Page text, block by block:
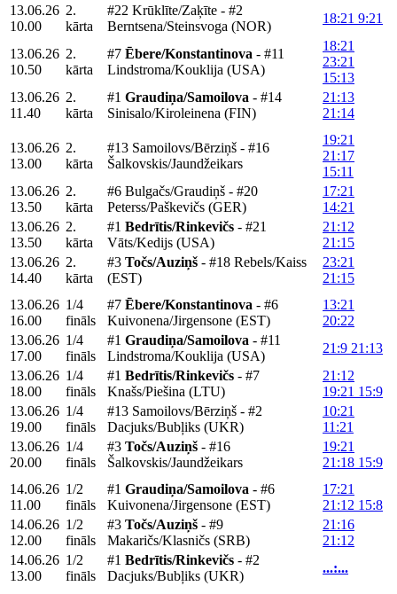
13.06.26
10.00
2.
kārta
#22 Krūklīte/Zaķīte - #2
Berntsena/Steinsvoga (NOR)
18:21 9:21
13.06.26
10.50
2.
kārta
#7 Ēbere/Konstantinova - #11
Lindstroma/Kouklija (USA)
18:21
23:21
15:13
13.06.26
11.40
2.
kārta
#1 Graudiņa/Samoilova - #14
Sinisalo/Kiroleinena (FIN)
21:13
21:14
13.06.26
13.00
2.
kārta
#13 Samoilovs/Bērziņš - #16
Šalkovskis/Jaundžeikars
19:21
21:17
15:11
13.06.26
13.50
2.
kārta
#6 Bulgačs/Graudiņš - #20
Peterss/Paškevičs (GER)
17:21
14:21
13.06.26
13.50
2.
kārta
#1 Bedrītis/Rinkevičs - #21
Vāts/Kedijs (USA)
21:12
21:15
13.06.26
14.40
2.
kārta
#3 Točs/Auziņš - #18 Rebels/Kaiss
(EST)
23:21
21:15
13.06.26
16.00
1/4
fināls
#7 Ēbere/Konstantinova - #6
Kuivonena/Jirgensone (EST)
13:21
20:22
13.06.26
17.00
1/4
fināls
#1 Graudiņa/Samoilova - #11
Lindstroma/Kouklija (USA)
21:9 21:13
13.06.26
18.00
1/4
fināls
#1 Bedrītis/Rinkevičs - #7
Knašs/Piešina (LTU)
21:12
19:21 15:9
13.06.26
19.00
1/4
fināls
#13 Samoilovs/Bērziņš - #2
Dacjuks/Bubļiks (UKR)
10:21
11:21
13.06.26
20.00
1/4
fināls
#3 Točs/Auziņš - #16
Šalkovskis/Jaundžeikars
19:21
21:18 15:9
14.06.26
11.00
1/2
fināls
#1 Graudiņa/Samoilova - #6
Kuivonena/Jirgensone (EST)
17:21
21:12 15:8
14.06.26
12.00
1/2
fināls
#3 Točs/Auziņš - #9
Makaričs/Klasničs (SRB)
21:16
21:12
14.06.26
13.00
1/2
fināls
#1 Bedrītis/Rinkevičs - #2
Dacjuks/Bubļiks (UKR)
...:...